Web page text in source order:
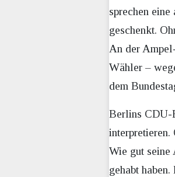
sprechen
geschenkt.
An der
Wähler –
dem
Berlins CDU-
interpretieren.
Wie gut
gehabt